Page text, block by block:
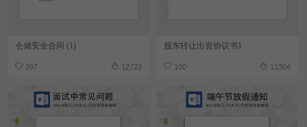
仓储安全合同 (1)
297 12723
股东转让出资协议书1
100 11304